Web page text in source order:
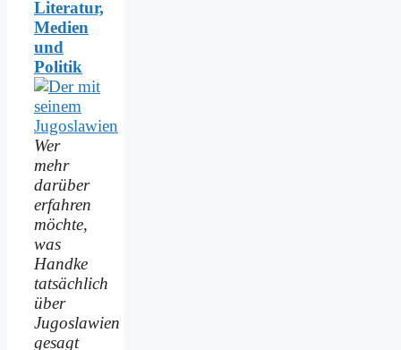
Literatur,
Medien
und
Politik
Wer
mehr
darüber
erfahren
möchte,
was
Handke
tatsächlich
über
Jugoslawien
gesagt